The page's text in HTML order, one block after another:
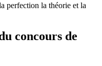
perfection la théorie et la
concours de